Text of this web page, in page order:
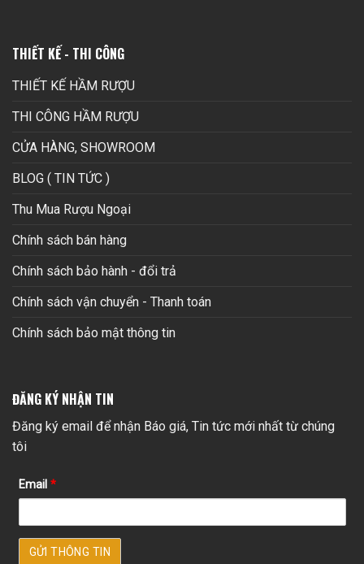
THIẾT KẾ - THI CÔNG
THIẾT KẾ HẦM RƯỢU
THI CÔNG HẦM RƯỢU
CỬA HÀNG, SHOWROOM
BLOG ( TIN TỨC )
Thu Mua Rượu Ngoại
Chính sách bán hàng
Chính sách bảo hành - đổi trả
Chính sách vận chuyển - Thanh toán
Chính sách bảo mật thông tin
ĐĂNG KÝ NHẬN TIN
Đăng ký email để nhận Báo giá, Tin tức mới nhất từ chúng
tôi
Email *